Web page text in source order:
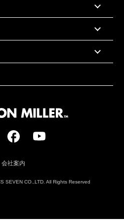
会社案内
SEVEN CO.,LTD. All Rights Reserved